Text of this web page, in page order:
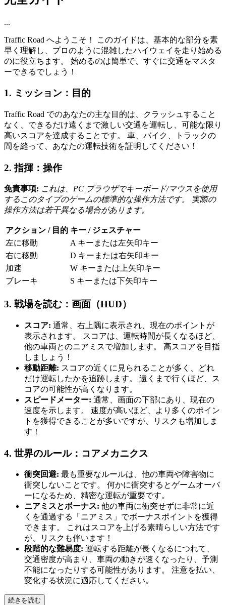
...
Traffic Road へようこそ！ このガイドは、基本的な部分を素
早く理解し、プロのように混雑したハイウェイを走り始める
のに役立ちます。 始めるのは簡単で、すぐに交通をマスタ
ーできるでしょう！
1. ミッション：目的
Traffic Road でのあなたの主な目的は、クラッシュすること
なく、できるだけ遠くまで激しい交通を運転し、可能な限り
高いスコアを達成することです。 車、バイク、トラックの
間を縫って、あなたの運転技術を証明してください！
2. 指揮：操作
免責事項: これは、PC ブラウザでキーボード/マウスを使用
するこのタイプのゲームの標準的な操作方法です。 実際の
操作方法は若干異なる場合があります。
アクション / 目的 キー / ジェスチャー
左に移動
A キーまたは左矢印キー
右に移動
D キーまたは右矢印キー
加速
W キーまたは上矢印キー
ブレーキ
S キーまたは下矢印キー
3. 戦場を読む：画面（HUD）
スコア: 通常、右上隅に表示され、現在のポイントが
表示されます。 スコアは、運転時間が長くなるほど、
他の車両とのニアミスで増加します。 高スコアを目指
しましょう！
移動距離: スコアの近くに見られることが多く、どれ
だけ運転したかを追跡します。 遠くまで行くほど、ス
コアの可能性が高くなります。
スピードメーター: 通常、画面の下部にあり、現在の
速度を示します。 速度が高いほど、より多くのポイン
トを獲得できることが多いですが、リスクも増加しま
す！
4. 世界のルール：コアメカニクス
衝突回避: 最も重要なルールは、他の車両や障害物に
衝突しないことです。 何かに衝突するとゲームオーバ
ーになるため、精密な運転が重要です。
ニアミスとボーナス: 他の車両に衝突せずに非常に近
くを通過する「ニアミス」でボーナスポイントを獲得
できます。 これはスコアを上げる素晴らしい方法です
が、リスクも伴います！
段階的な難易度: 運転する距離が長くなるにつれて、
交通密度が高まり、車両の動きが速くなったり、予測
不能になったりする可能性があります。 注意を払い、
変化する状況に適応してください。
続きを読む